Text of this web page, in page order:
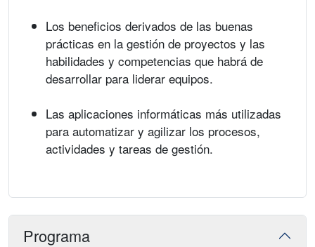
Los beneficios derivados de las buenas
prácticas en la gestión de proyectos y las
habilidades y competencias que habrá de
desarrollar para liderar equipos.
Las aplicaciones informáticas más utilizadas
para automatizar y agilizar los procesos,
actividades y tareas de gestión.
Programa